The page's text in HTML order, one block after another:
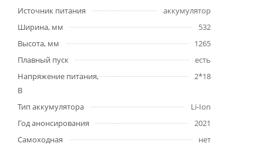
Источник питания
аккумулятор
Ширина, мм
532
Высота, мм
1265
Плавный пуск
есть
Напряжение питания,
В
2*18
Тип аккумулятора
Li-Ion
Год анонсирования
2021
Самоходная
нет